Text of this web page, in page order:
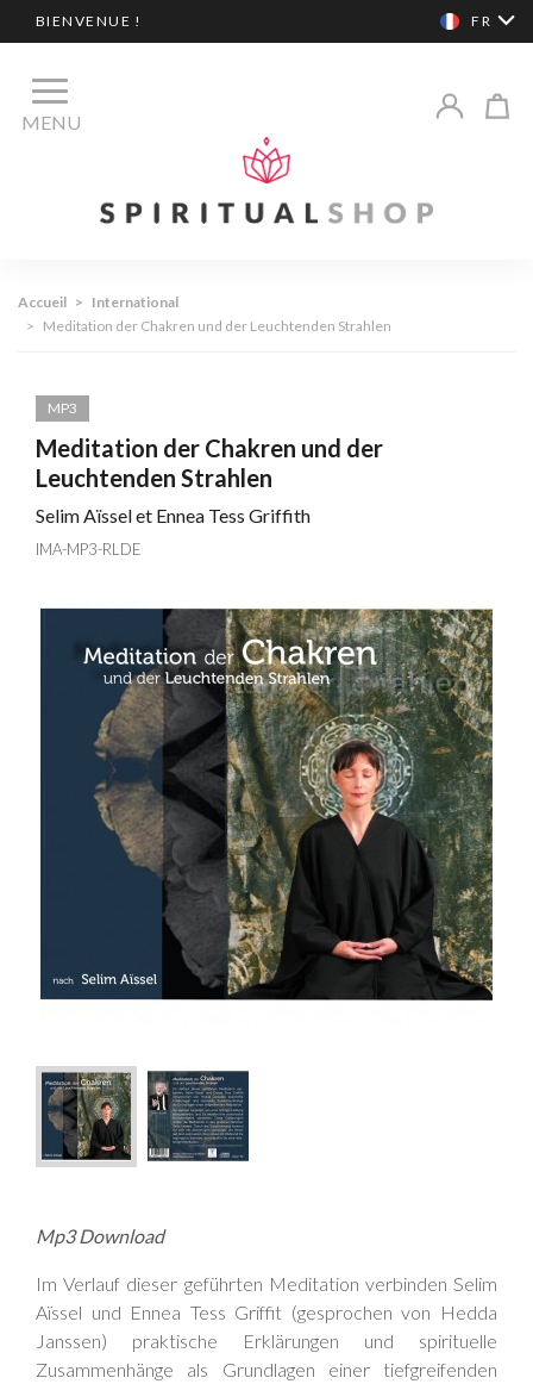
BIENVENUE ! FR
MENU
Accueil > International
> Meditation der Chakren und der Leuchtenden Strahlen
MP3
Meditation der Chakren und der
Leuchtenden Strahlen
Selim Aïssel et Ennea Tess Griffith
IMA-MP3-RLDE
Mp3 Download
Im Verlauf dieser geführten Meditation verbinden Selim
Aïssel und Ennea Tess Griffit (gesprochen von Hedda
Janssen) praktische Erklärungen und spirituelle
Zusammenhänge als Grundlagen einer tiefgreifenden